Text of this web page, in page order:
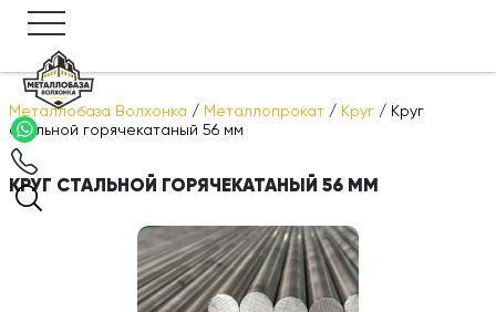
Металлобаза Волхонка / Металлопрокат / Круг / Круг
стальной горячекатаный 56 мм
КРУГ СТАЛЬНОЙ ГОРЯЧЕКАТАНЫЙ 56 ММ